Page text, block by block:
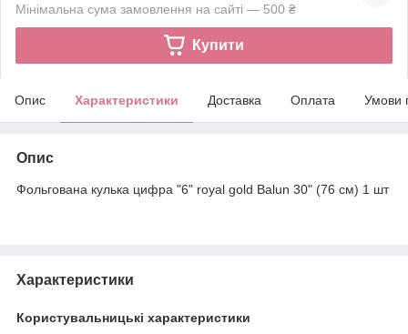
Мінімальна сума замовлення на сайті — 500 ₴
Купити
Опис Характеристики Доставка Оплата Умови
Опис
Фольгована кулька цифра "6" royal gold Balun 30" (76 см) 1 шт
Характеристики
Користувальницькі характеристики